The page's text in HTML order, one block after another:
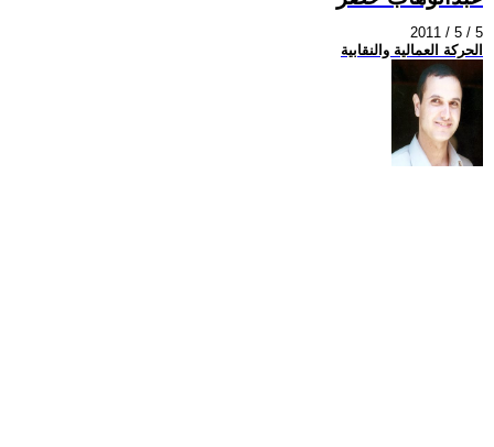
2011 / 5 / 5
الحركة العمالية والنقابية